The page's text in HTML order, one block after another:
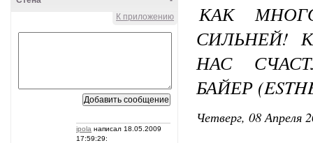
К приложению
ipola написал 18.05.2009
17:59:29:
КАК
СИЛЬНЕЙ!
НАС
БАЙЕР
Четверг, 08 Апреля